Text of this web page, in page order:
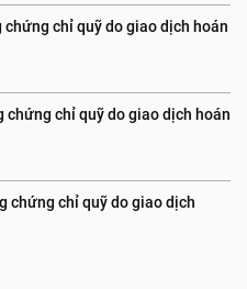
chỉ quỹ do giao dịch hoán
chứng chỉ quỹ do giao dịch hoán
chứng chỉ quỹ do giao dịch